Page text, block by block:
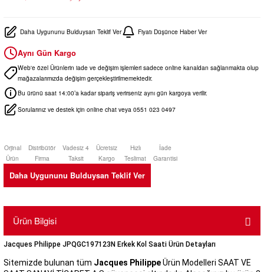
Daha Uygununu Bulduysan Teklif Ver Fiyatı Düşünce Haber Ver
Aynı Gün Kargo
Web'e özel Ürünlerin iade ve değişim işlemleri sadece online kanaldan sağlanmakta olup
mağazalarımızda değişim gerçekleştirilmemektedir.
Bu ürünü saat 14:00’a kadar sipariş verirseniz aynı gün kargoya verilir.
Sorularınız ve destek için online chat veya 0551 023 0497
Orjinal
Ürün
Distribütör
Firma
Vadesiz 4
Taksit
Ücretsiz
Kargo
Hızlı
Teslimat
İade
Garantisi
Daha Uygununu Bulduysan Teklif Ver
Ürün Bilgisi
Jacques Philippe JPQGC197123N Erkek Kol Saati Ürün Detayları
Sitemizde bulunan tüm Jacques PhilippeÜrün Modelleri SAAT VE